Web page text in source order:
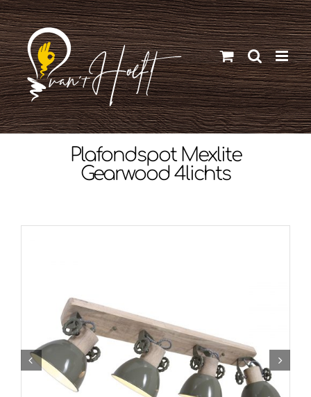
Ga
naar
inhoud
Plafondspot Mexlite
Gearwood 4lichts